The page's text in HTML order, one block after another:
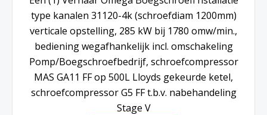
type kanalen 31120-4k (schroefdiam 1200mm)
verticale opstelling, 285 kW bij 1780 omw/min.,
bediening wegafhankelijk incl. omschakeling
Pomp/Boegschroefbedrijf, schroefcompressor
MAS GA11 FF op 500L Lloyds gekeurde ketel,
schroefcompressor G5 FF t.b.v. nabehandeling
Stage V